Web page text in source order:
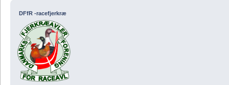
DFfR -racefjerkræ